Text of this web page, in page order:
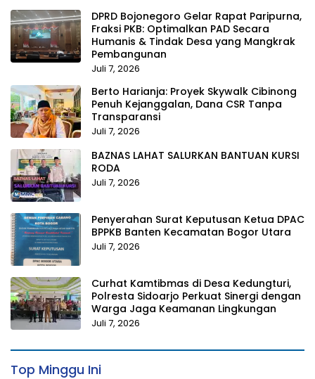
DPRD Bojonegoro Gelar Rapat Paripurna,
Fraksi PKB: Optimalkan PAD Secara
Humanis & Tindak Desa yang Mangkrak
Pembangunan
Juli 7, 2026
Berto Harianja: Proyek Skywalk Cibinong
Penuh Kejanggalan, Dana CSR Tanpa
Transparansi
Juli 7, 2026
BAZNAS LAHAT SALURKAN BANTUAN KURSI
RODA
Juli 7, 2026
Penyerahan Surat Keputusan Ketua DPAC
BPPKB Banten Kecamatan Bogor Utara
Juli 7, 2026
Curhat Kamtibmas di Desa Kedungturi,
Polresta Sidoarjo Perkuat Sinergi dengan
Warga Jaga Keamanan Lingkungan
Juli 7, 2026
Top Minggu Ini